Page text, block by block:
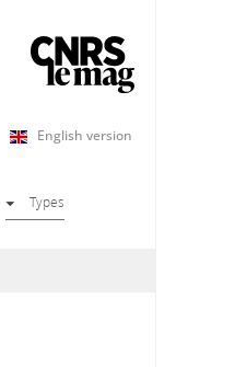
English version
Types